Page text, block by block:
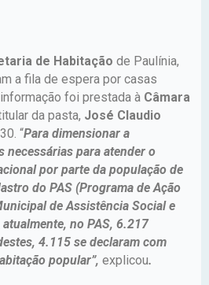
de Habitação de Paulínia,
a fila de espera por casas
foi prestada à Câmara
da pasta, José Claudio
“Para dimensionar a
necessárias para atender o
por parte da população de
do PAS (Programa de Ação
de Assistência Social e
no PAS, 6.217
4.115 se declaram com
popular”, explicou.